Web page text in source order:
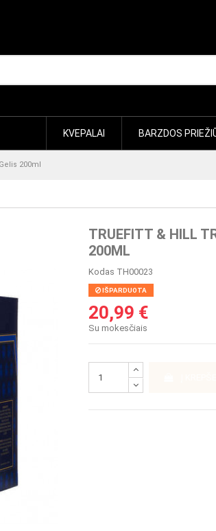
KVEPALAI BARZDOS
200ml
TRUEFITT & HILL
200ML
Kodas TH00023
IŠPARDUOTA
20,99 €
Su mokesčiais